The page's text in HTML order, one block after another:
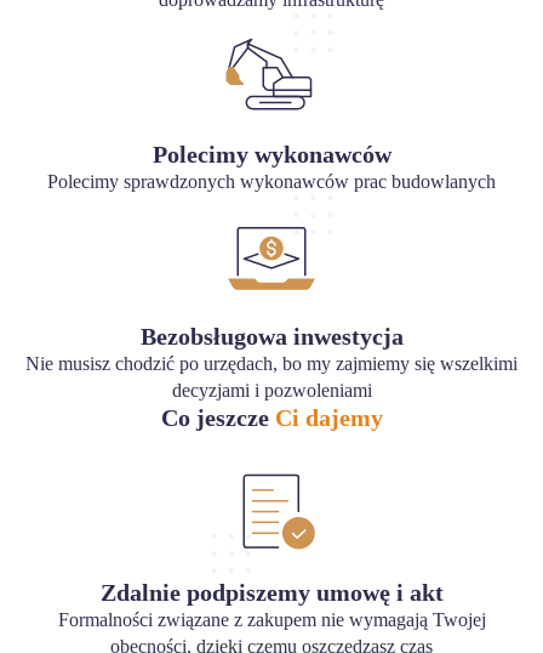
Polecimy wykonawców
Polecimy sprawdzonych wykonawców prac budowlanych
Bezobsługowa inwestycja
Nie musisz chodzić po urzędach, bo my zajmiemy się wszelkimi
decyzjami i pozwoleniami
Co jeszcze Ci dajemy
Zdalnie podpiszemy umowę i akt
Formalności związane z zakupem nie wymagają Twojej
obecności, dzięki czemu oszczędzasz czas